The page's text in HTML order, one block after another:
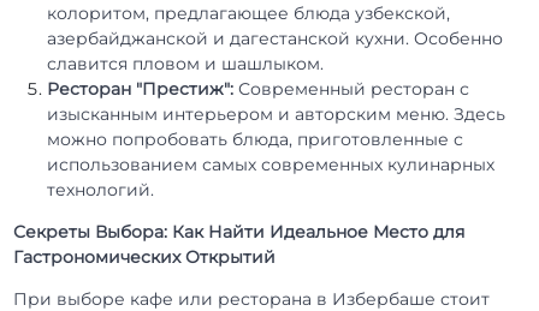
колоритом, предлагающее блюда узбекской,
азербайджанской и дагестанской кухни. Особенно
славится пловом и шашлыком.
Ресторан "Престиж": Современный ресторан с
изысканным интерьером и авторским меню. Здесь
можно попробовать блюда, приготовленные с
использованием самых современных кулинарных
технологий.
Секреты Выбора: Как Найти Идеальное Место для
Гастрономических Открытий
При выборе кафе или ресторана в Избербаше стоит